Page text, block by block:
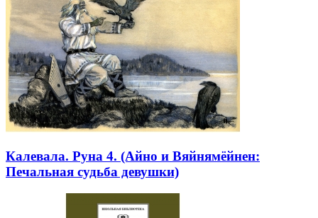
Калевала. Руна 4. (Айно и Вяйнямёйнен:
Печальная судьба девушки)